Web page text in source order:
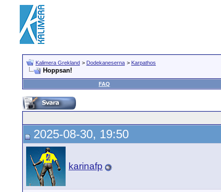
Kalimera Grekland > Dodekaneserna > Karpathos
Hoppsan!
FAQ
2025-08-30, 19:50
karinafp